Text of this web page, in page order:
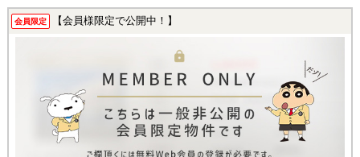
会員限定 【会員様限定で公開中！】